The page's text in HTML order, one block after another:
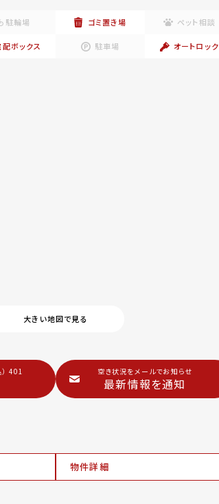
駐輪場 ゴミ置き場 ペット相談
配ボックス 駐車場 オートロック
大きい地図で見る
401 空き状況をメールでお知らせ
最新情報を通知
物件詳細